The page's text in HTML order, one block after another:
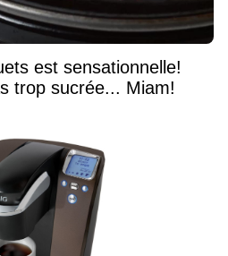
est sensationnelle!
trop sucrée... Miam!